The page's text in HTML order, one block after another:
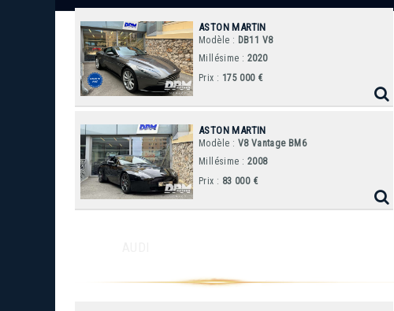
ASTON MARTIN
Modèle : DB11 V8
Millésime : 2020
Prix : 175 000 €
ASTON MARTIN
Modèle : V8 Vantage BM6
Millésime : 2008
Prix : 83 000 €